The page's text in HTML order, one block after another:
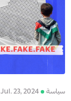
سياسة Jul. 23, 2024